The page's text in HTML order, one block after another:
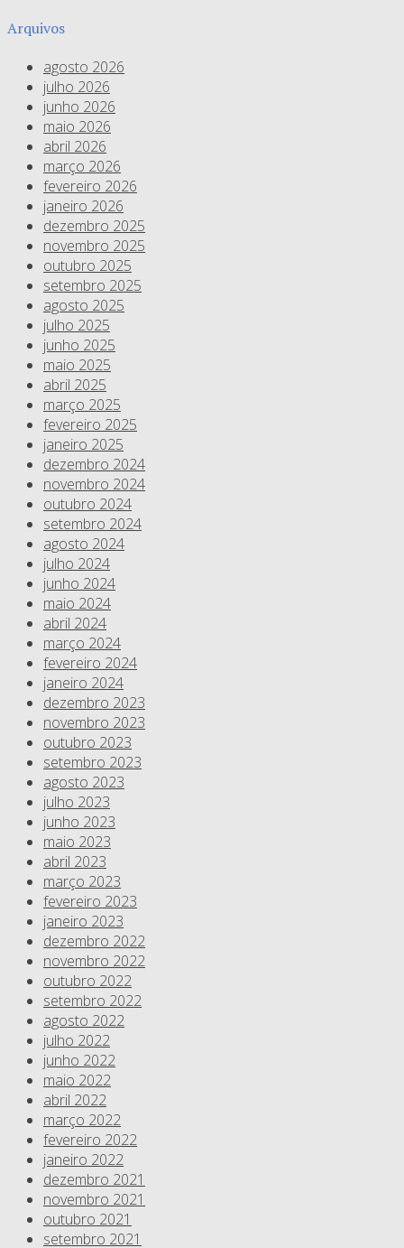
Arquivos
agosto 2026
julho 2026
junho 2026
maio 2026
abril 2026
março 2026
fevereiro 2026
janeiro 2026
dezembro 2025
novembro 2025
outubro 2025
setembro 2025
agosto 2025
julho 2025
junho 2025
maio 2025
abril 2025
março 2025
fevereiro 2025
janeiro 2025
dezembro 2024
novembro 2024
outubro 2024
setembro 2024
agosto 2024
julho 2024
junho 2024
maio 2024
abril 2024
março 2024
fevereiro 2024
janeiro 2024
dezembro 2023
novembro 2023
outubro 2023
setembro 2023
agosto 2023
julho 2023
junho 2023
maio 2023
abril 2023
março 2023
fevereiro 2023
janeiro 2023
dezembro 2022
novembro 2022
outubro 2022
setembro 2022
agosto 2022
julho 2022
junho 2022
maio 2022
abril 2022
março 2022
fevereiro 2022
janeiro 2022
dezembro 2021
novembro 2021
outubro 2021
setembro 2021